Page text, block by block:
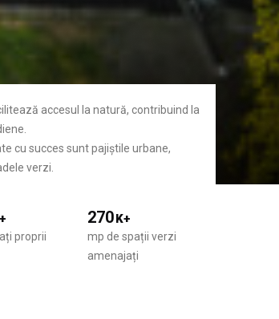
accesul la natură, contribuind la
cu succes sunt pajiștile urbane,
verzi.
+
proprii
270K+
mp de spații verzi
amenajați